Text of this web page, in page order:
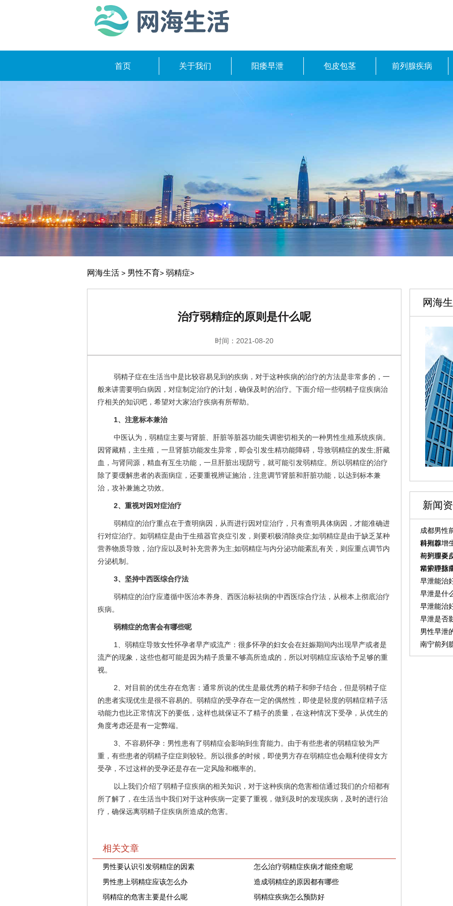
首页 关于我们 阳痿早泄 包皮包茎 前列腺疾病
网海生活 > 男性不育> 弱精症>
治疗弱精症的原则是什么呢
时间：2021-08-20
弱精子症在生活当中是比较容易见到的疾病，对于这种疾病的治疗的方法是非常多的，一
般来讲需要明白病因，对症制定治疗的计划，确保及时的治疗。下面介绍一些弱精子症疾病治
疗相关的知识吧，希望对大家治疗疾病有所帮助。
1、注意标本兼治
中医认为，弱精症主要与肾脏、肝脏等脏器功能失调密切相关的一种男性生殖系统疾病。
因肾藏精，主生殖，一旦肾脏功能发生异常，即会引发生精功能障碍，导致弱精症的发生;肝藏
血，与肾同源，精血有互生功能，一旦肝脏出现阴亏，就可能引发弱精症。所以弱精症的治疗
除了要缓解患者的表面病症，还要重视辨证施治，注意调节肾脏和肝脏功能，以达到标本兼
治，攻补兼施之功效。
2、重视对因对症治疗
弱精症的治疗重点在于查明病因，从而进行因对症治疗，只有查明具体病因，才能准确进
行对症治疗。如弱精症是由于生殖器官炎症引发，则要积极消除炎症;如弱精症是由于缺乏某种
营养物质导致，治疗应以及时补充营养为主;如弱精症与内分泌功能紊乱有关，则应重点调节内
分泌机制。
3、坚持中西医综合疗法
弱精症的治疗应遵循中医治本养身、西医治标祛病的中西医综合疗法，从根本上彻底治疗
疾病。
弱精症的危害会有哪些呢
1、弱精症导致女性怀孕者早产或流产：很多怀孕的妇女会在妊娠期间内出现早产或者是
流产的现象，这些也都可能是因为精子质量不够高所造成的，所以对弱精症应该给予足够的重
视。
2、对目前的优生存在危害：通常所说的优生是最优秀的精子和卵子结合，但是弱精子症
的患者实现优生是很不容易的。弱精症的受孕存在一定的偶然性，即使是轻度的弱精症精子活
动能力也比正常情况下的要低，这样也就保证不了精子的质量，在这种情况下受孕，从优生的
角度考虑还是有一定弊端。
3、不容易怀孕：男性患有了弱精症会影响到生育能力。由于有些患者的弱精症较为严
重，有些患者的弱精子症症则较轻。所以很多的时候，即使男方存在弱精症也会顺利使得女方
受孕，不过这样的受孕还是存在一定风险和概率的。
以上我们介绍了弱精子症疾病的相关知识，对于这种疾病的危害相信通过我们的介绍都有
所了解了，在生活当中我们对于这种疾病一定要了重视，做到及时的发现疾病，及时的进行治
疗，确保远离弱精子症疾病所造成的危害。
相关文章
男性要认识引发弱精症的因素
怎么治疗弱精症疾病才能痊愈呢
男性患上弱精症应该怎么办
造成弱精症的原因都有哪些
弱精症的危害主要是什么呢
弱精症疾病怎么预防好
网海
新闻
成都男性
科推荐
前列腺增
与护理要
前列腺炎
常护理指
精索静脉
早泄能治
早泄是什
早泄能治
早泄是否
男性早泄
南宁前列